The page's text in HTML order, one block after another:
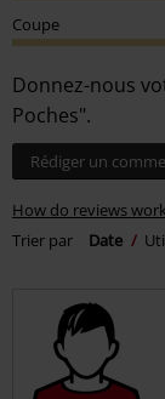
Coupe
Donnez-nous
Poches".
Rédiger un
How do reviews
Trier par
Date